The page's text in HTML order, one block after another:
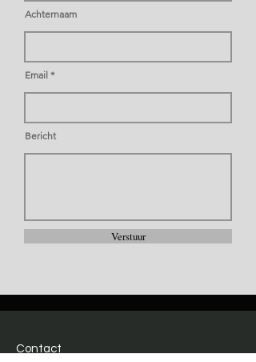
Achternaam
Email
Bericht
Verstuur
Contact